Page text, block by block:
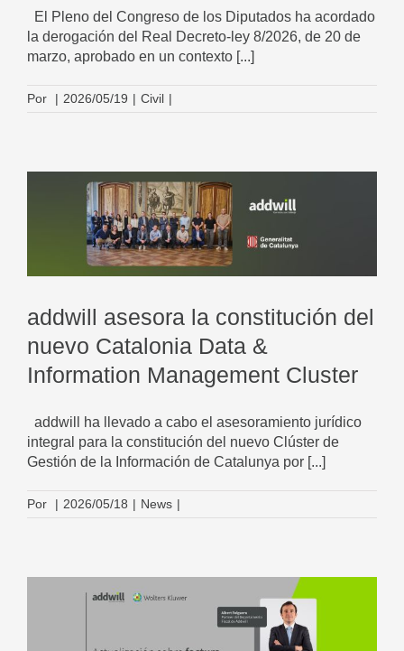
El Pleno del Congreso de los Diputados ha acordado
la derogación del Real Decreto-ley 8/2026, de 20 de
marzo, aprobado en un contexto [...]
Por | 2026/05/19 | Civil |
addwill asesora la constitución del
nuevo Catalonia Data &
Information Management Cluster
addwill ha llevado a cabo el asesoramiento jurídico
integral para la constitución del nuevo Clúster de
Gestión de la Información de Catalunya por [...]
Por | 2026/05/18 | News |